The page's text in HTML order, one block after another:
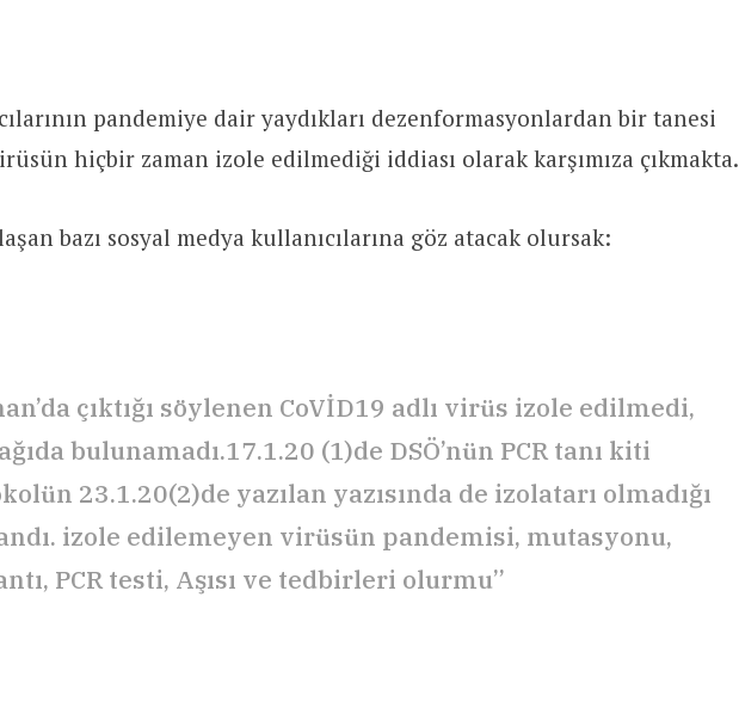
pandemiye dair yaydıkları dezenformasyonlardan bir tanesi
hiçbir zaman izole edilmediği iddiası olarak karşımıza çıkmakta.
bazı sosyal medya kullanıcılarına göz atacak olursak:
çıktığı söylenen CoVİD19 adlı virüs izole edilmedi,
bulunamadı.17.1.20 (1)de DSÖ’nün PCR tanı kiti
23.1.20(2)de yazılan yazısında de izolatarı olmadığı
izole edilemeyen virüsün pandemisi, mutasyonu,
PCR testi, Aşısı ve tedbirleri olurmu”